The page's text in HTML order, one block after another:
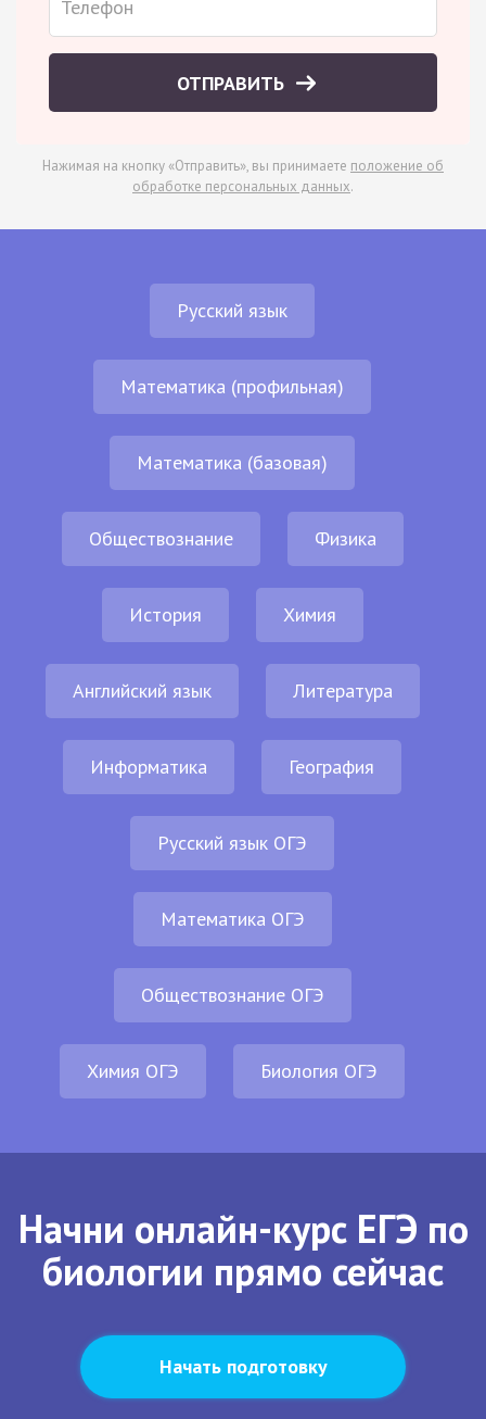
ОТПРАВИТЬ
Нажимая на кнопку «Отправить», вы принимаете положение об
обработке персональных данных.
Русский язык
Математика (профильная)
Математика (базовая)
Обществознание Физика
История Химия
Английский язык Литература
Информатика География
Русский язык ОГЭ
Математика ОГЭ
Обществознание ОГЭ
Химия ОГЭ Биология ОГЭ
Начни онлайн-курс ЕГЭ по
биологии прямо сейчас
Начать подготовку